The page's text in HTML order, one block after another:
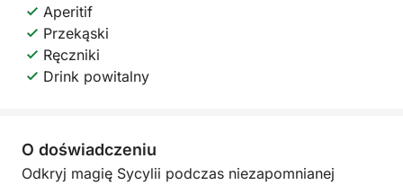
Aperitif
Przekąski
Ręczniki
Drink powitalny
O doświadczeniu
Odkryj magię Sycylii podczas niezapomnianej